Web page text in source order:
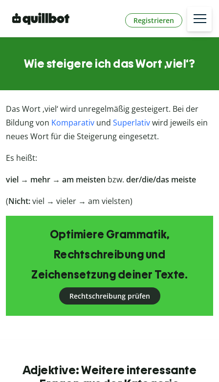
Registrieren
Wie steigere ich das Wort ‚viel‘?
Das Wort ‚viel‘ wird unregelmäßig gesteigert. Bei der
Bildung von Komparativ und Superlativwird jeweils ein
neues Wort für die Steigerung eingesetzt.
Es heißt:
viel → mehr → am meisten bzw. der/die/das meiste
(Nicht:viel → vieler → am vielsten)
Optimiere Grammatik,
Rechtschreibung und
Zeichensetzung deiner Texte.
Rechtschreibung prüfen
Adjektive: Weitere interessante